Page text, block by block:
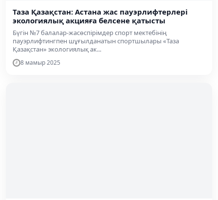
Таза Қазақстан: Астана жас пауэрлифтерлері
экологиялық акцияға белсене қатысты
Бүгін №7 балалар-жасөспірімдер спорт мектебінің
пауэрлифтингпен шұғылданатын спортшылары «Таза
Қазақстан» экологиялық ак...
8 мамыр 2025